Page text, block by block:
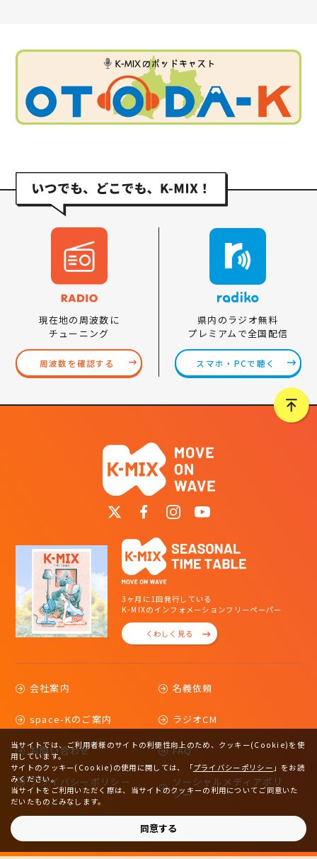
現在地の周波数に
チューニング
周波数を確認する
県内のラジオ無料
プレミアムで全国配信
スマホ・PCで聴く
3ヶ月に1回発行している
K-MIXのインフォメーションフリーペーパー
くわしく見る
会社案内 名義依頼
space-Kのご案内 ラジオCM
お問い合わせ FAQ
プライバシーポリシー
ソーシャルメディアポリ
シー
当サイトでは、ご利用者様のサイトの利便性向上のため、クッキー(Cookie)を使
用しています。
サイトのクッキー(Cookie)の使用に関しては、
「プライバシーポリシー 」をお読
みください。
当サイトをご利用いただく際は、当サイトのクッキーの利用についてご同意いた
だいたものとみなします。
同意する